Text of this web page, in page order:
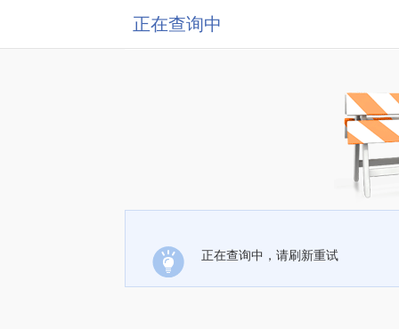
正在查询中
正在查询中，请刷新重试